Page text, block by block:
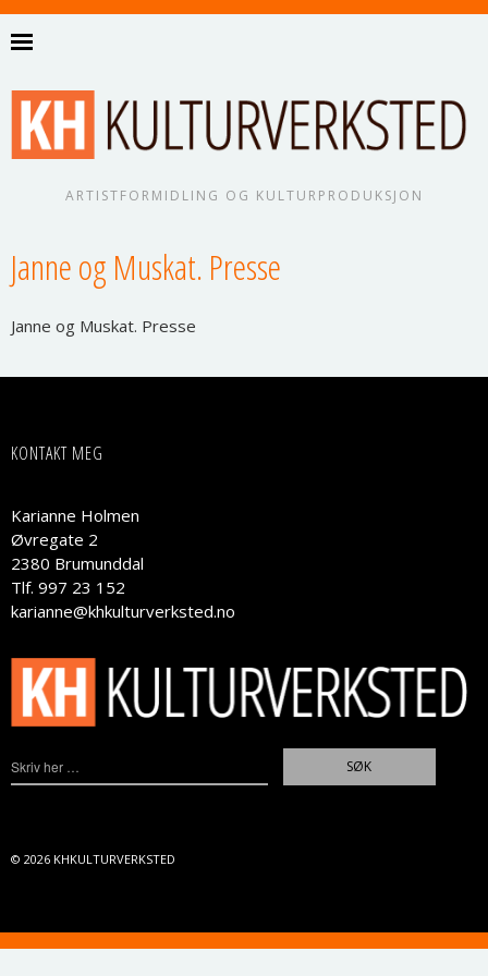
ARTISTFORMIDLING OG KULTURPRODUKSJON
Janne og Muskat. Presse
Jan­ne og Mus­kat. Presse
KONTAKT MEG
Karianne Holmen
Øvregate 2
2380 Brumunddal
Tlf. 997 23 152
karianne@khkulturverksted.no
© 2026 KHKULTURVERKSTED